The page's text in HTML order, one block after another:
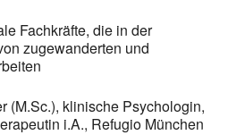
Fachkräfte, die in der
zugewanderten und
(M.Sc.), klinische Psychologin,
i.A., Refugio München